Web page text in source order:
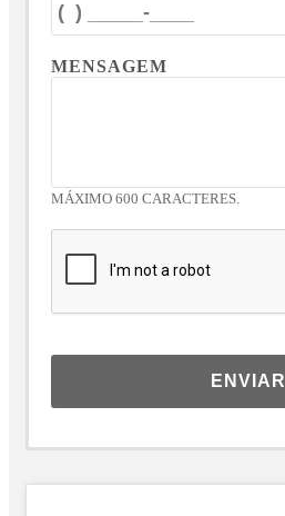
MENSAGEM
MÁXIMO 600 CARACTERES.
ENVIAR